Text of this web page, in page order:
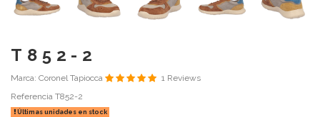
T852-2
Marca: Coronel Tapiocca
1 Reviews
Referencia T852-2
Últimas unidades en stock